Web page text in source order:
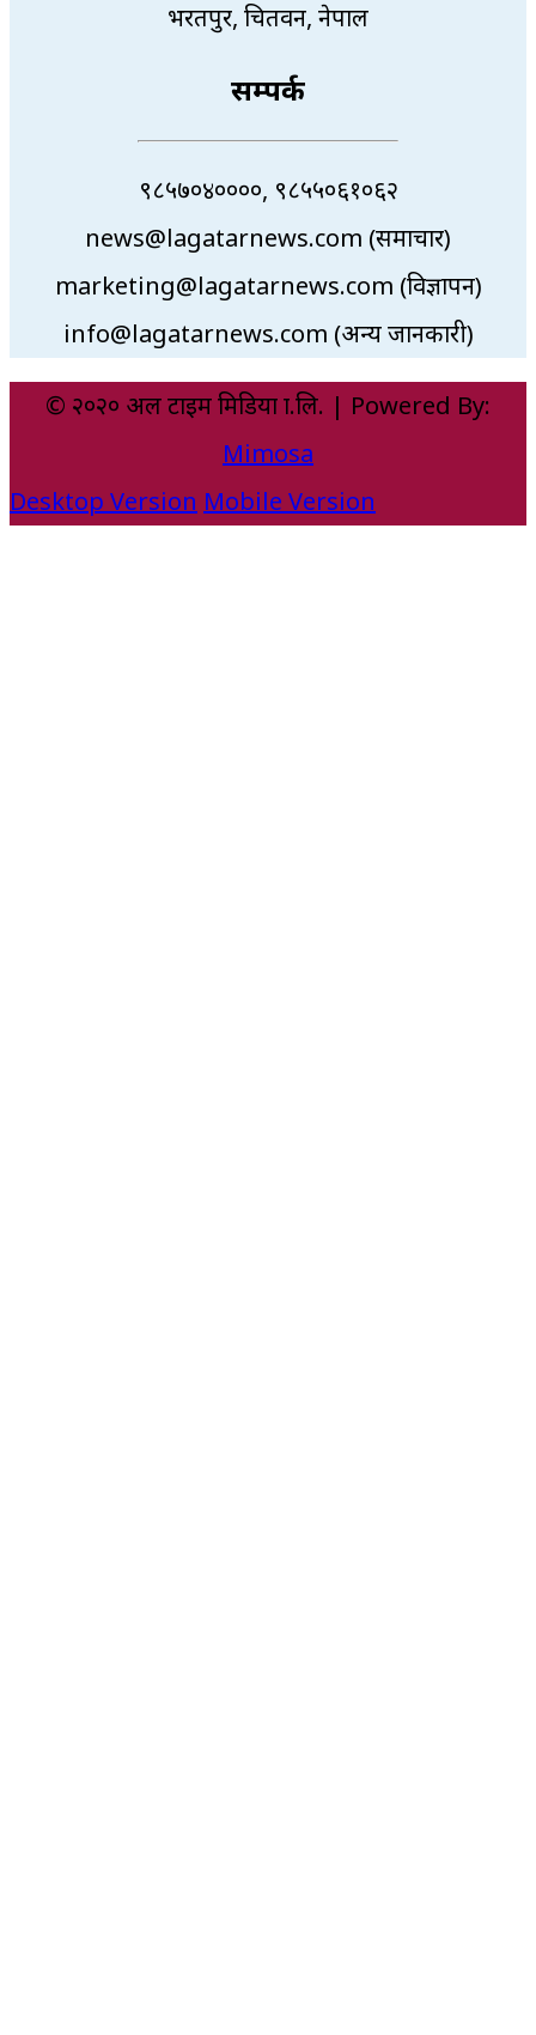
भरतपुर, चितवन, नेपाल
सम्पर्क
९८५७०४००००, ९८५५०६१०६२
news@lagatarnews.com (समाचार)
marketing@lagatarnews.com (विज्ञापन)
info@lagatarnews.com (अन्य जानकारी)
© २०२० अल टाइम मिडिया प्रा.लि. | Powered By:
Mimosa
Desktop Version Mobile Version